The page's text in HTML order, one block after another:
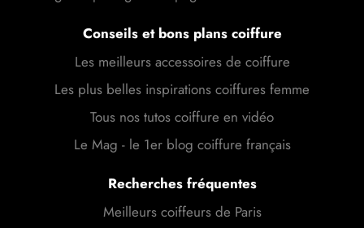
Conseils et bons plans coiffure
Les meilleurs accessoires de coiffure
Les plus belles inspirations coiffures femme
Tous nos tutos coiffure en vidéo
Le Mag - le 1er blog coiffure français
Recherches fréquentes
Meilleurs coiffeurs de Paris